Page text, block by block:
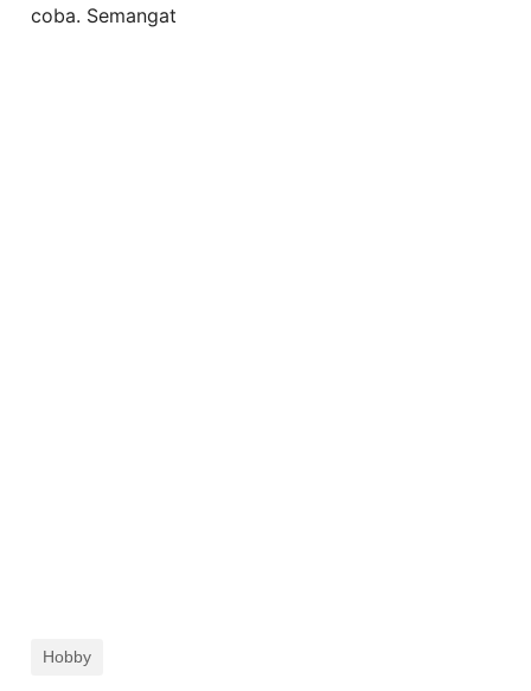
coba. Semangat
Hobby